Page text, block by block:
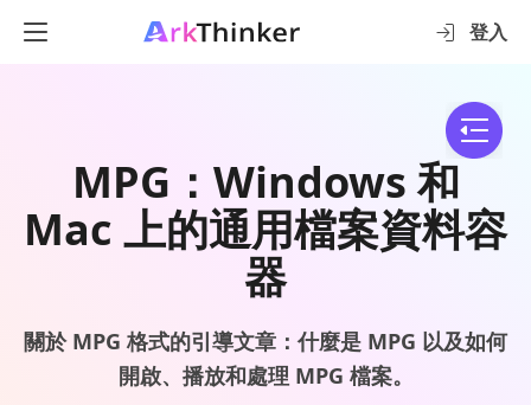
登入
MPG：Windows 和
Mac 上的通用檔案資料容
器
關於 MPG 格式的引導文章：什麼是 MPG 以及如何
開啟、播放和處理 MPG 檔案。